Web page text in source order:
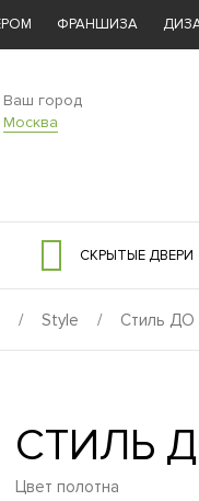
ФРАНШИЗА
Ваш город
Москва
СКРЫТЫЕ ДВЕРИ
/ Style / Стиль ДО
СТИЛЬ
Цвет полотна